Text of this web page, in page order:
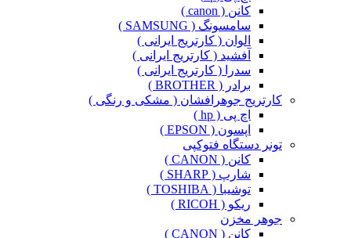
کانن ( canon )
سامسونگ ( SAMSUNG )
الوان ( کارتریج ایرانی )
آفشید ( کارتریج ایرانی )
سدرا ( کارتریج ایرانی )
برادر ( BROTHER )
کارتریج جوهرافشان ( مشکی و رنگی )
اچ پی ( hp )
اپسون ( EPSON )
تونر دستگاه فتوکپی
کانن ( CANON )
شارپ ( SHARP )
توشیبا ( TOSHIBA )
ریکو ( RICOH )
جوهر مخزن
کانن ( CANON )